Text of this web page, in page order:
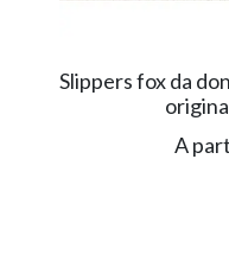
Slippers fox da
A